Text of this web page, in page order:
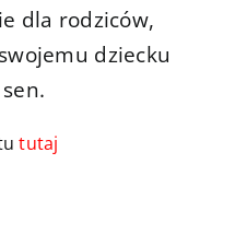
dla rodziców,
dziecku
tutaj